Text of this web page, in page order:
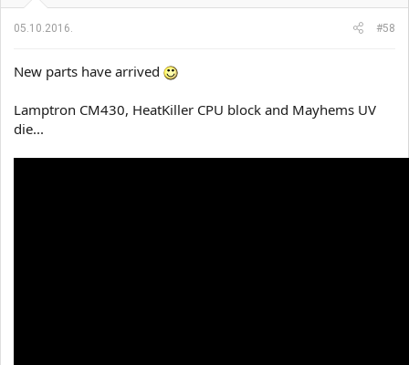
05.10.2016. #58
New parts have arrived
Lamptron CM430, HeatKiller CPU block and Mayhems UV
die...